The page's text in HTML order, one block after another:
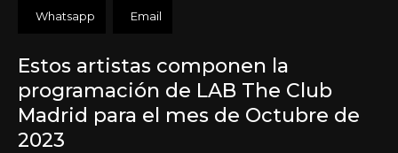
Whatsapp Email
Estos artistas componen la
programación de LAB The Club
Madrid para el mes de Octubre de
2023